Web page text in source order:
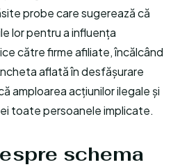
probe care sugerează că
lor pentru a influența
către firme afiliate, încălcând
aflată în desfășurare
amploarea acțiunilor ilegale și
toate persoanele implicate.
schema